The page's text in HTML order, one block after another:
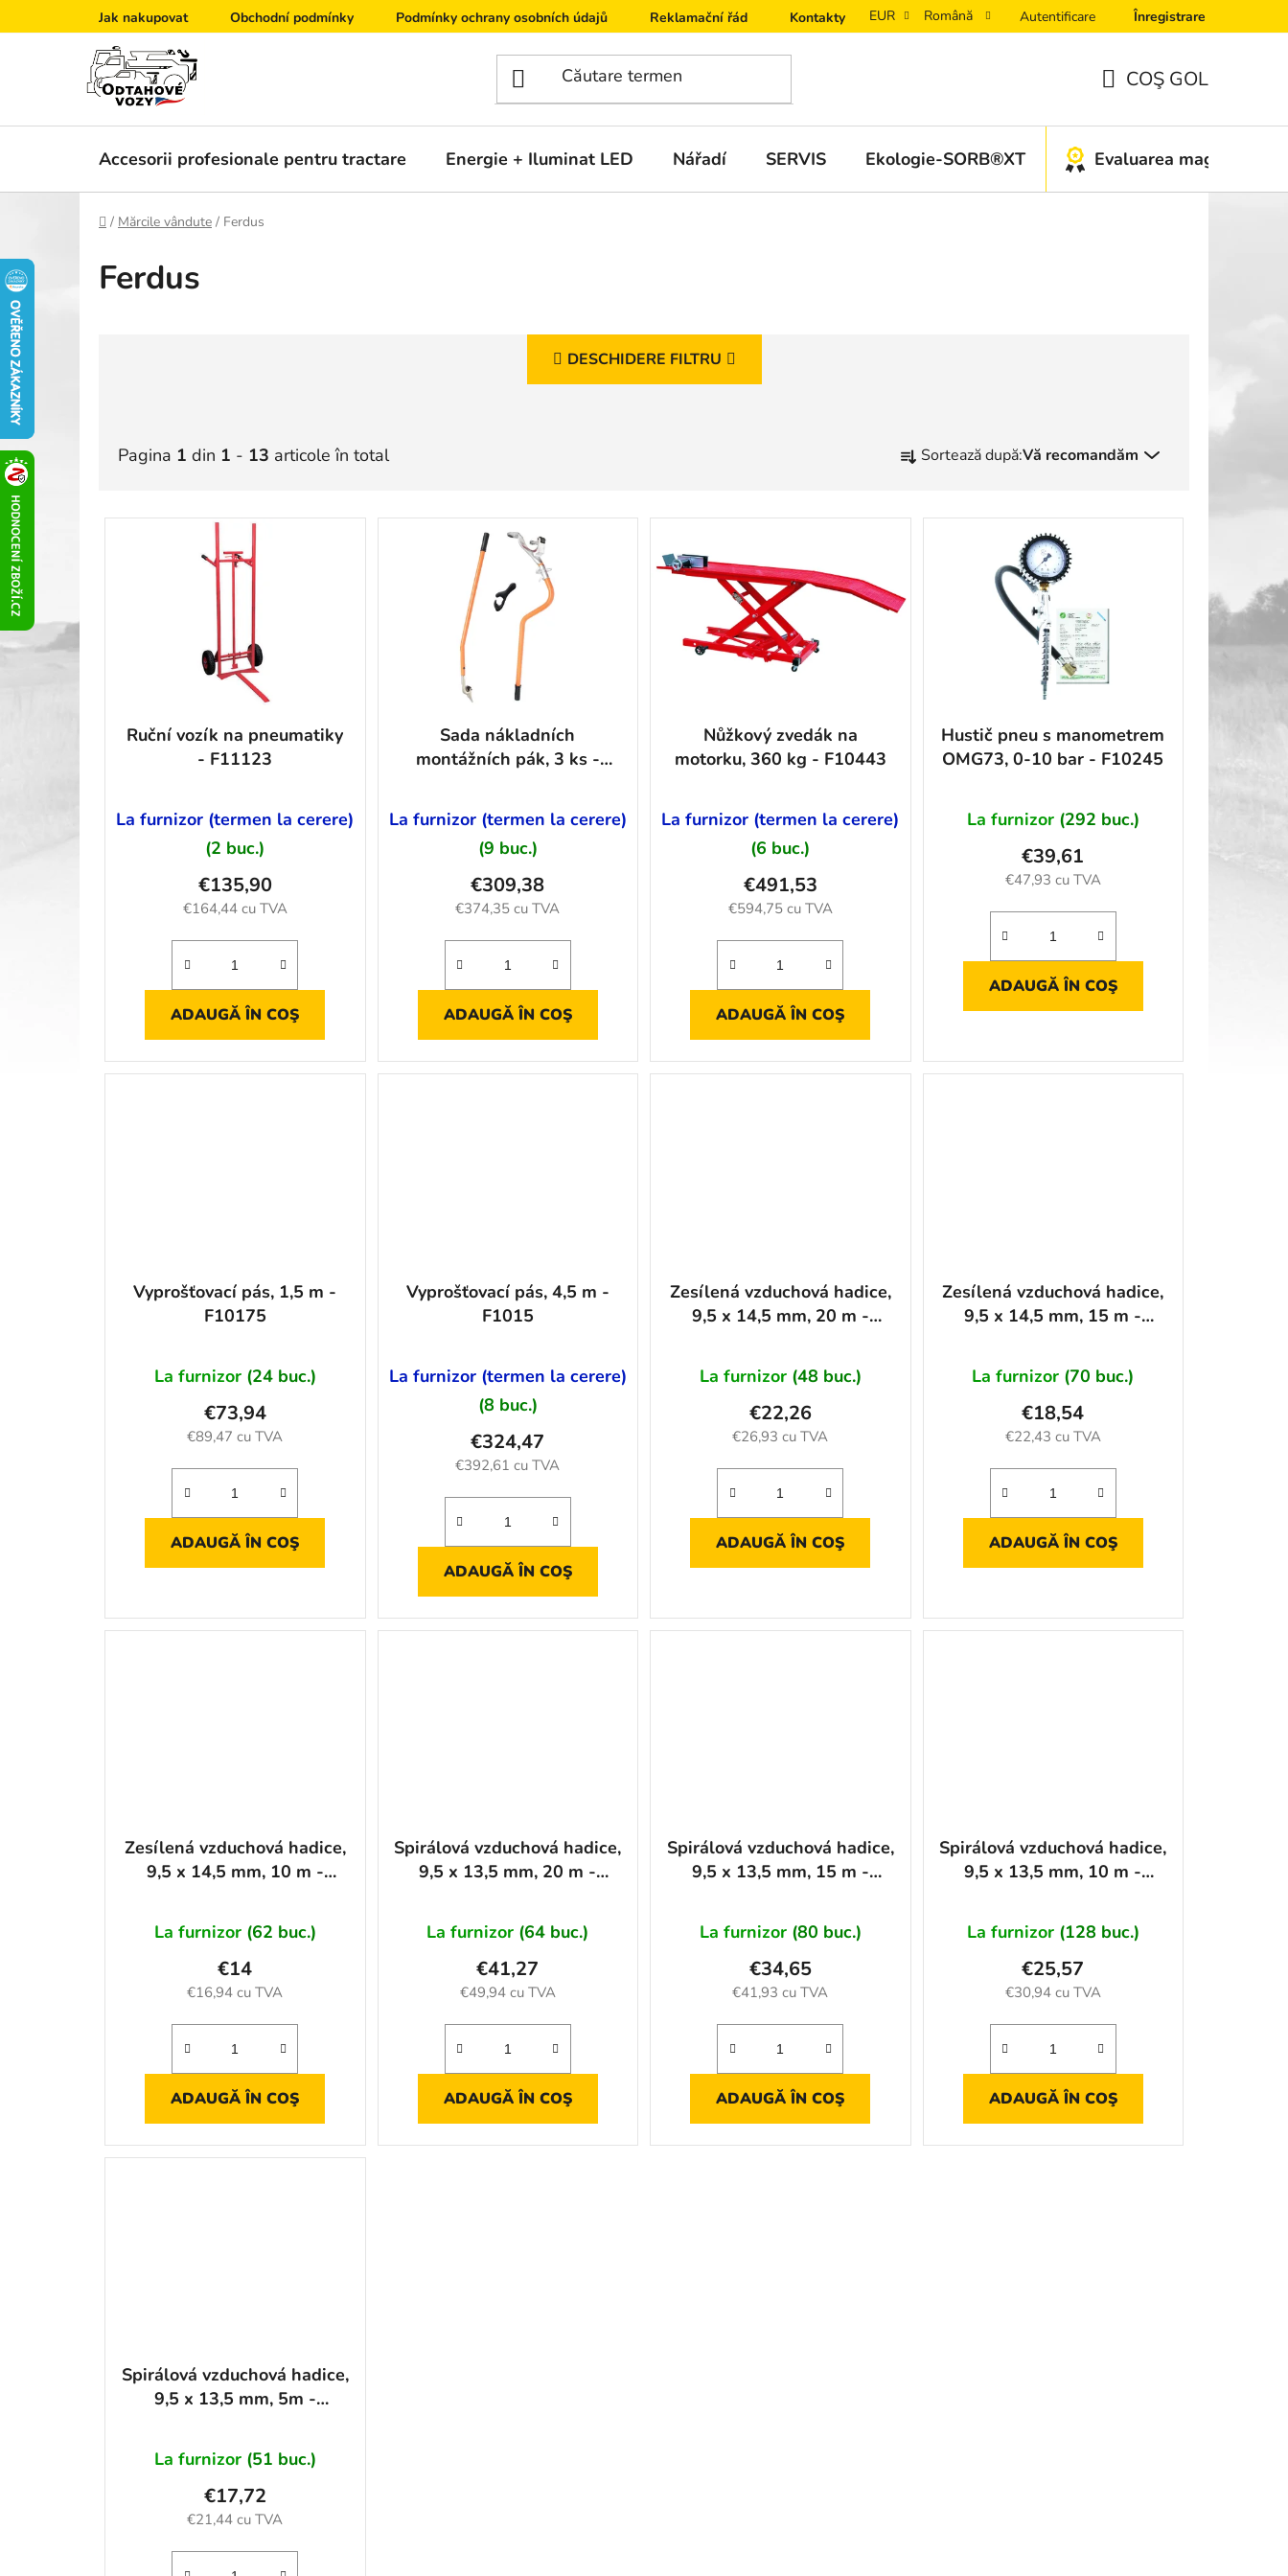
la
Jak nakupovat Obchodní podmínky Podmínky ochrany osobních údajů Reklamační řád Kontakty EUR Română Autentificare Înregistrare
DE
CUMPĂRĂTURI
COŞ GOL
Accesorii profesionale pentru tractare Energie + Iluminat LED Nářadí SERVIS Ekologie-SORB®XT Evaluarea magazinului
Acasă
/ Mărcile vândute / Ferdus
Ferdus
DESCHIDERE FILTRU
Pagina 1 din 1 - 13 articole în total
e
e
a
r
Sortează după:Vă recomandăm
L
Ruční vozík na pneumatiky
- F11123
La furnizor (termen la cerere)
(2 buc.)
€164,44 cu TVA
€135,90
ADAUGĂ ÎN COŞ
Sada nákladních
montážních pák, 3 ks -
La furnizor (termen la cerere)
(9 buc.)
€374,35 cu TVA
€309,38
ADAUGĂ ÎN COŞ
Nůžkový zvedák na
motorku, 360 kg - F10443
La furnizor (termen la cerere)
(6 buc.)
€594,75 cu TVA
€491,53
ADAUGĂ ÎN COŞ
Hustič pneu s manometrem
OMG73, 0-10 bar - F10245
La furnizor (292 buc.)
€47,93 cu TVA
€39,61
ADAUGĂ ÎN COŞ
Vyprošťovací pás, 1,5 m -
F10175
La furnizor (24 buc.)
€89,47 cu TVA
€73,94
ADAUGĂ ÎN COŞ
Vyprošťovací pás, 4,5 m -
F1015
La furnizor (termen la cerere)
(8 buc.)
€392,61 cu TVA
€324,47
ADAUGĂ ÎN COŞ
Zesílená vzduchová hadice,
9,5 x 14,5 mm, 20 m -
La furnizor (48 buc.)
€26,93 cu TVA
€22,26
ADAUGĂ ÎN COŞ
Zesílená vzduchová hadice,
9,5 x 14,5 mm, 15 m -
La furnizor (70 buc.)
€22,43 cu TVA
€18,54
ADAUGĂ ÎN COŞ
Zesílená vzduchová hadice,
9,5 x 14,5 mm, 10 m -
La furnizor (62 buc.)
€16,94 cu TVA
€14
ADAUGĂ ÎN COŞ
Spirálová vzduchová hadice,
9,5 x 13,5 mm, 20 m -
La furnizor (64 buc.)
€49,94 cu TVA
€41,27
ADAUGĂ ÎN COŞ
Spirálová vzduchová hadice,
9,5 x 13,5 mm, 15 m -
La furnizor (80 buc.)
€41,93 cu TVA
€34,65
ADAUGĂ ÎN COŞ
Spirálová vzduchová hadice,
9,5 x 13,5 mm, 10 m -
La furnizor (128 buc.)
€30,94 cu TVA
€25,57
ADAUGĂ ÎN COŞ
Spirálová vzduchová hadice,
9,5 x 13,5 mm, 5m -
La furnizor (51 buc.)
€21,44 cu TVA
€17,72